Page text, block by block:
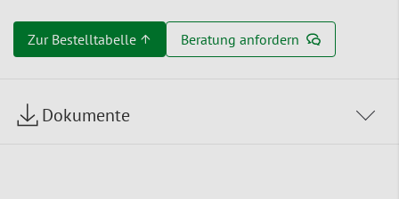
Zur Bestelltabelle ↑ Beratung anfordern
Dokumente